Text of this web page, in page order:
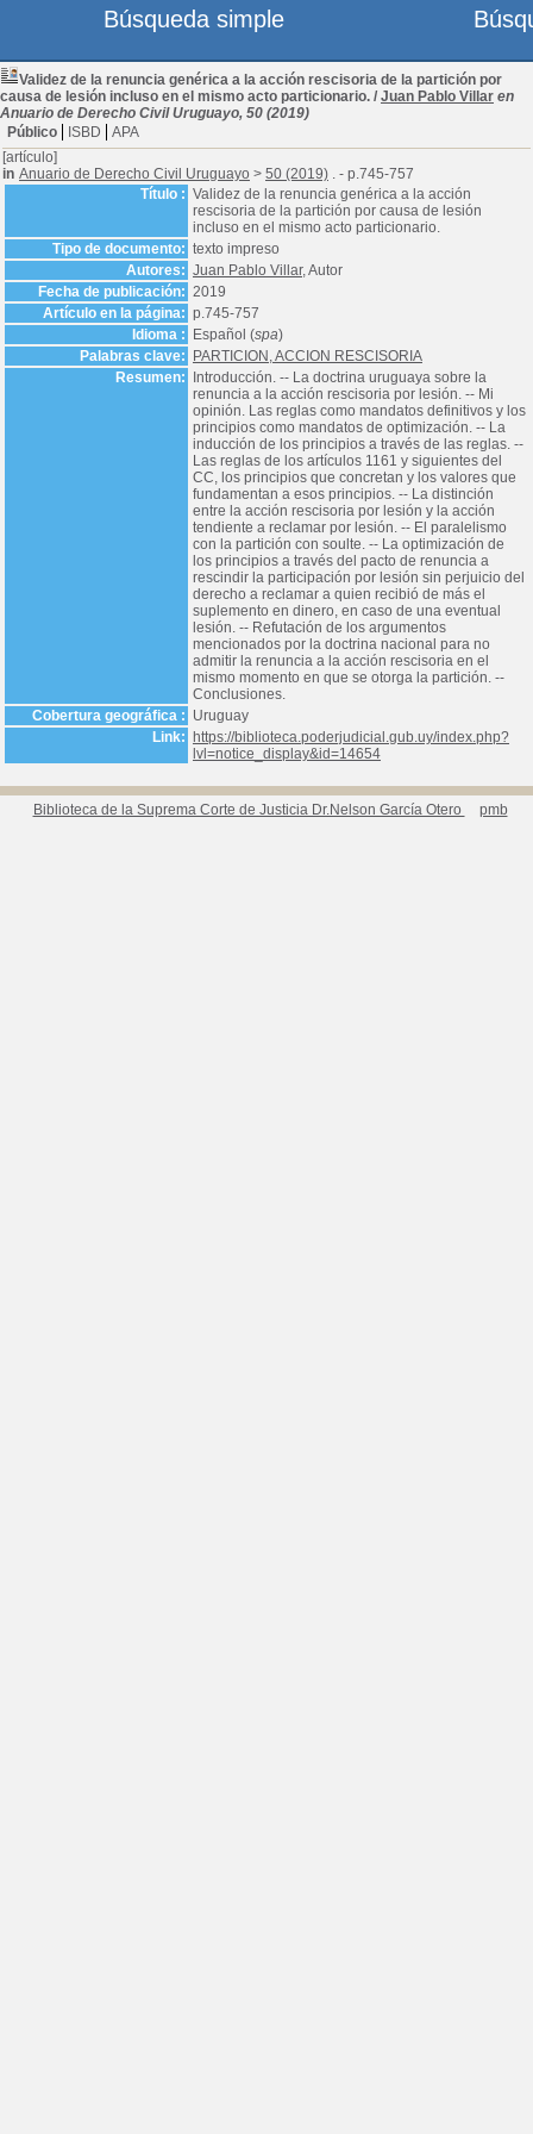
Validez de la renuncia genérica a la acción rescisoria de la partición por
causa de lesión incluso en el mismo acto particionario. / Juan Pablo Villar en
Anuario de Derecho Civil Uruguayo, 50 (2019)
Público
ISBD
APA
[artículo]
in Anuario de Derecho Civil Uruguayo > 50 (2019) . - p.745-757
Título : Validez de la renuncia genérica a la acción
rescisoria de la partición por causa de lesión
incluso en el mismo acto particionario.
Tipo de documento: texto impreso
Autores: Juan Pablo Villar, Autor
Fecha de publicación: 2019
Artículo en la página: p.745-757
Idioma :
Español (spa)
Palabras clave:
PARTICION, ACCION RESCISORIA
Resumen:
Introducción. -- La doctrina uruguaya sobre la
renuncia a la acción rescisoria por lesión. -- Mi
opinión. Las reglas como mandatos definitivos y los
principios como mandatos de optimización. -- La
inducción de los principios a través de las reglas. --
Las reglas de los artículos 1161 y siguientes del
CC, los principios que concretan y los valores que
fundamentan a esos principios. -- La distinción
entre la acción rescisoria por lesión y la acción
tendiente a reclamar por lesión. -- El paralelismo
con la partición con soulte. -- La optimización de
los principios a través del pacto de renuncia a
rescindir la participación por lesión sin perjuicio del
derecho a reclamar a quien recibió de más el
suplemento en dinero, en caso de una eventual
lesión. -- Refutación de los argumentos
mencionados por la doctrina nacional para no
admitir la renuncia a la acción rescisoria en el
mismo momento en que se otorga la partición. --
Conclusiones.
Cobertura geográfica : Uruguay
Link:
https://biblioteca.poderjudicial.gub.uy/index.php?
lvl=notice_display&id=14654
Biblioteca de la Suprema Corte de Justicia Dr.Nelson García Otero pmb
Búsqueda simple